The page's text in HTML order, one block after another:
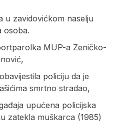
u zavidovićkom naselju
osoba.
MUP-a Zeničko-
policiju da je
smrtno stradao,
upućena policijska
zatekla muškarca (1985)